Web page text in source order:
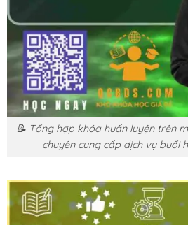
📝 Tổng hợp khóa huấn luyện trên
chuyên cung cấp dịch vụ buổi